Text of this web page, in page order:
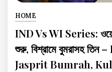
HOME
IND Vs WI Series:
শুরু, বিশ্রামে বুমরাসহ
Jasprit Bumrah,